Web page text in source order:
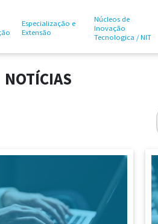
Especialização e
Extensão
Núcleos de
Inovação
Tecnologica / NIT
NOTÍCIAS